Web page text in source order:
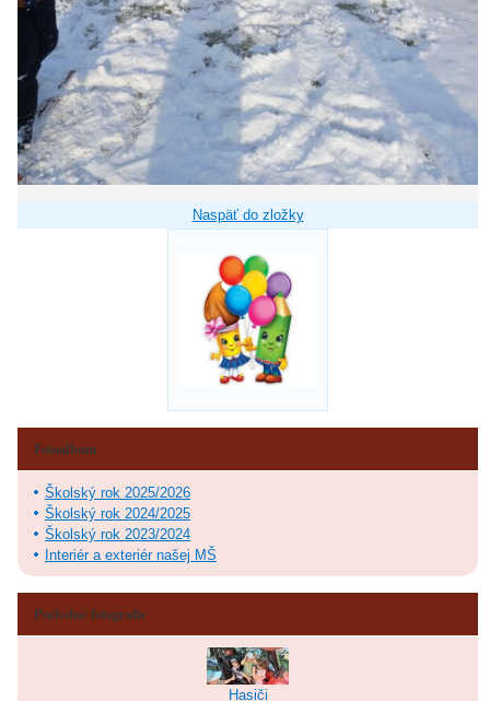
Naspäť do zložky
Fotoalbum
Školský rok 2025/2026
Školský rok 2024/2025
Školský rok 2023/2024
Interiér a exteriér našej MŠ
Posledné fotografie
Hasiči